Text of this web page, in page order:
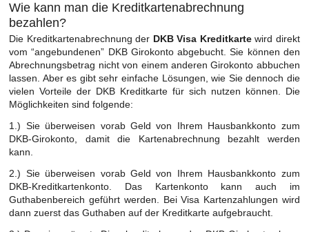
Wie kann man die Kreditkartenabrechnung
bezahlen?
Die Kreditkartenabrechnung der DKB Visa Kreditkartewird direkt
vom “angebundenen” DKB Girokonto abgebucht. Sie können den
Abrechnungsbetrag nicht von einem anderen Girokonto abbuchen
lassen. Aber es gibt sehr einfache Lösungen, wie Sie dennoch die
vielen Vorteile der DKB Kreditkarte für sich nutzen können. Die
Möglichkeiten sind folgende:
1.) Sie überweisen vorab Geld von Ihrem Hausbankkonto zum
DKB-Girokonto, damit die Kartenabrechnung bezahlt werden
kann.
2.) Sie überweisen vorab Geld von Ihrem Hausbankkonto zum
DKB-Kreditkartenkonto. Das Kartenkonto kann auch im
Guthabenbereich geführt werden. Bei Visa Kartenzahlungen wird
dann zuerst das Guthaben auf der Kreditkarte aufgebraucht.